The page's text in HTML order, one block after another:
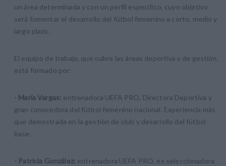
un área determinada y con un perfil específico, cuyo objetivo
será fomentar el desarrollo del fútbol femenino a corto, medio y
largo plazo.
El equipo de trabajo, que cubre las áreas deportiva y de gestión,
está formado por:
- María Vargas: entrenadora UEFA PRO, Directora Deportiva y
gran conocedora del fútbol femenino nacional. Experiencia más
que demostrada en la gestión de club y desarrollo del fútbol
base.
- Patricia González: entrenadora UEFA PRO, ex seleccionadora